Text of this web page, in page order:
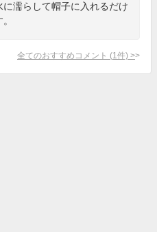
濡らして帽子に入れるだけ
全てのおすすめコメント (1 件) >